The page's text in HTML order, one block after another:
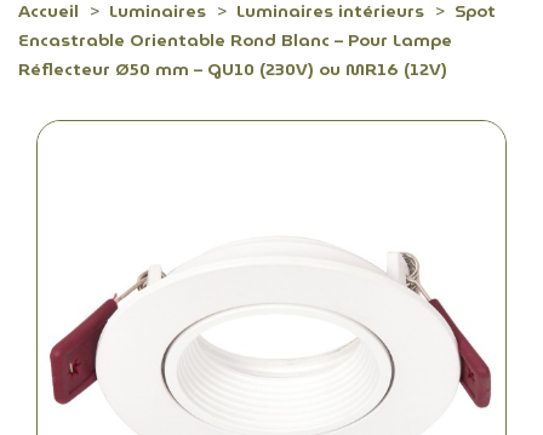
Accueil Luminaires Luminaires intérieurs
Spot
Encastrable Orientable Rond Blanc – Pour Lampe
Réflecteur Ø50 mm – GU10 (230V) ou MR16 (12V)